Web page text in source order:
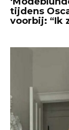
tijdens
voorbij: “Ik